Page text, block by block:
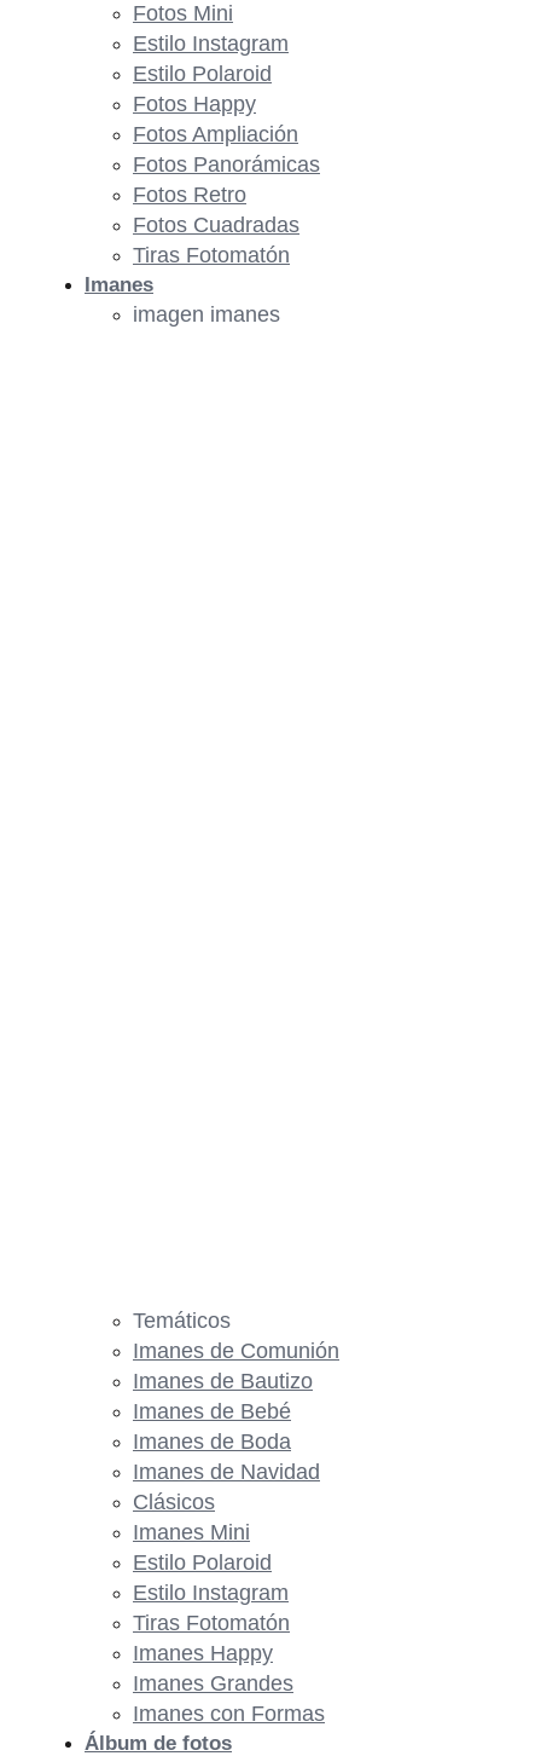
Fotos Mini
Estilo Instagram
Estilo Polaroid
Fotos Happy
Fotos Ampliación
Fotos Panorámicas
Fotos Retro
Fotos Cuadradas
Tiras Fotomatón
Imanes
imagen imanes
Temáticos
Imanes de Comunión
Imanes de Bautizo
Imanes de Bebé
Imanes de Boda
Imanes de Navidad
Clásicos
Imanes Mini
Estilo Polaroid
Estilo Instagram
Tiras Fotomatón
Imanes Happy
Imanes Grandes
Imanes con Formas
Álbum de fotos